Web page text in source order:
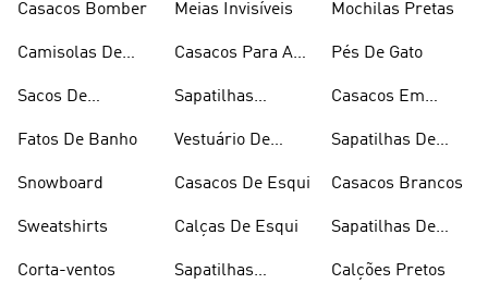
Casacos Bomber
Camisolas De
Sacos De
Fatos De Banho
Snowboard
Sweatshirts
Corta-ventos
Meias Invisíveis
Casacos Para A
Sapatilhas
Vestuário De
Casacos De Esqui
Calças De Esqui
Sapatilhas
Mochilas Pretas
Pés De Gato
Casacos Em
Sapatilhas De
Casacos Brancos
Sapatilhas De
Calções Pretos